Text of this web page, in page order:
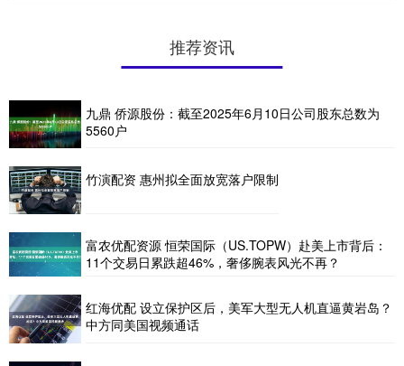
推荐资讯
九鼎 侨源股份：截至2025年6月10日公司股东总数为
5560户
竹演配资 惠州拟全面放宽落户限制
富农优配资源 恒荣国际（US.TOPW）赴美上市背后：
11个交易日累跌超46%，奢侈腕表风光不再？
红海优配 设立保护区后，美军大型无人机直逼黄岩岛？
中方同美国视频通话